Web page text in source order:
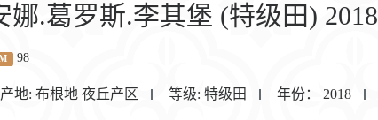
娜.葛罗斯.李其堡 (特级田) 2018
98
地: 布根地 夜丘产区 等级: 特级田 年份： 2018